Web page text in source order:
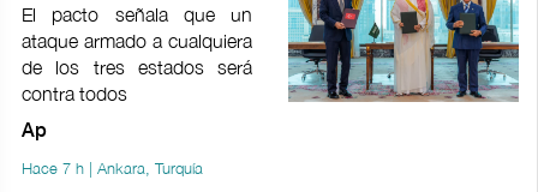
El pacto señala que un
ataque armado a cualquiera
de los tres estados será
contra todos
Ap
Hace 7 h | Ankara, Turquía